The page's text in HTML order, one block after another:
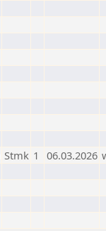
Stmk 1 06.03.2026